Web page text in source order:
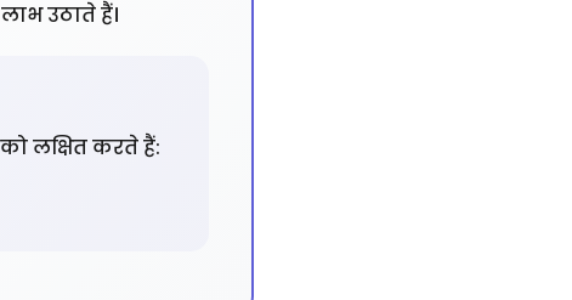
उठाते हैं।
लक्षित करते हैं: